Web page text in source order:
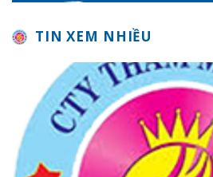
TIN XEM NHIỀU